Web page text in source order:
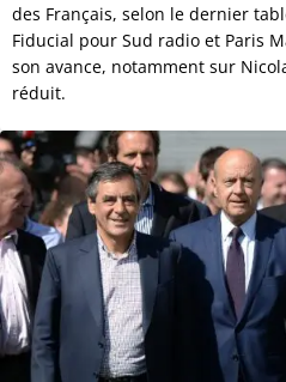
des Français, selon le dernier
Fiducial pour Sud radio et Paris
son avance, notamment sur
réduit.